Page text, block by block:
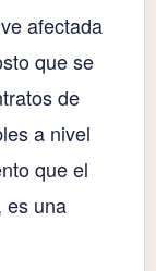
afectada
que se
de
a nivel
que el
es una